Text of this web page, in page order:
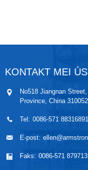
KONTAKT MEI
No518 Jiangnan
Province, China 310052
Tel: 0086-571 88316891
E-post:
Faks: 0086-571